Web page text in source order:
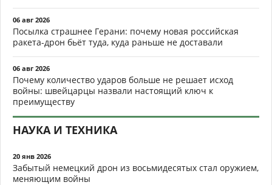
06 авг 2026
Посылка страшнее Герани: почему новая российская
ракета-дрон бьёт туда, куда раньше не доставали
06 авг 2026
Почему количество ударов больше не решает исход
войны: швейцарцы назвали настоящий ключ к
преимуществу
НАУКА И ТЕХНИКА
20 янв 2026
Забытый немецкий дрон из восьмидесятых стал оружием,
меняющим войны